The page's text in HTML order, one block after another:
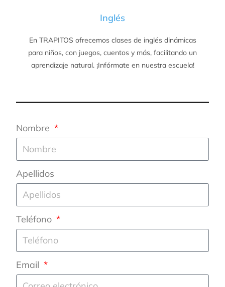
Inglés
En TRAPITOS ofrecemos clases de inglés dinámicas
para niños, con juegos, cuentos y más, facilitando un
aprendizaje natural. ¡Infórmate en nuestra escuela!
Nombre
Apellidos
Teléfono
Email